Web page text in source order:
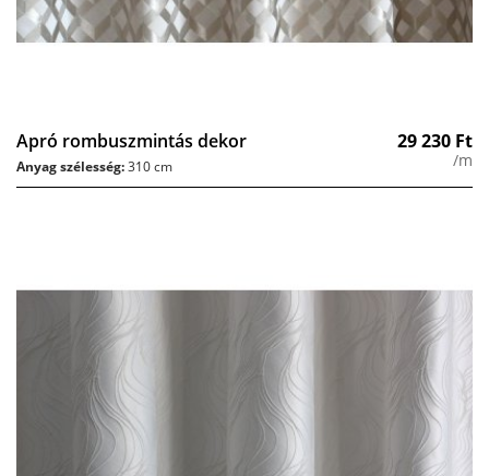
Apró rombuszmintás dekor 29 230 Ft
/m
Anyag szélesség:310 cm